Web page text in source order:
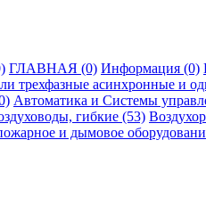
ГЛАВНАЯ (0) Информация (0)
трехфазные асинхронные и
Автоматика и Системы
гибкие (53)
и дымовое